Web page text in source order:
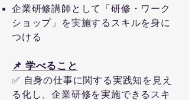
企業研修講師として「研修・ワーク
ショップ」を実施するスキルを身に
つける
📌 学べること
✅ 自身の仕事に関する実践知を見え
る化し、企業研修を実施できるスキ